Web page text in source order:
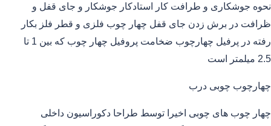
نحوه جوشکاری و طرافت کار استادکار جوشکار و جای قفل و
ظرافت در برش زدن جای قفل چهار چوب فلزی و قطر فلز بکار
رفته در پرفیل چهارچوب ضخامت پروفیل چهار چوب که بین 1 تا
2.5 میلمتر است
چهارچوب چوبی درب
چهار چوب های چوبی اخیرا توسط طراحا دکوراسیون داخلی